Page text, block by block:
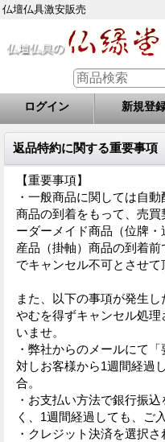
仏壇仏具激安販売
ログイン 新規登
返品特約に関する重要事項
【重要事項】
・一般商品に関しては自
商品の到着をもって、売
ーダーメイド商品（位牌
産品（掛軸）商品の到着
でキャンセル不可とさせて
また、以下の事項が発生し
やむを得ずキャンセル処
いませ。
・弊社からのメールにて
対しお客様から1週間経過
合。
・お支払い方法で銀行振
く、1週間経過しても、ご
・クレジット決済を選択